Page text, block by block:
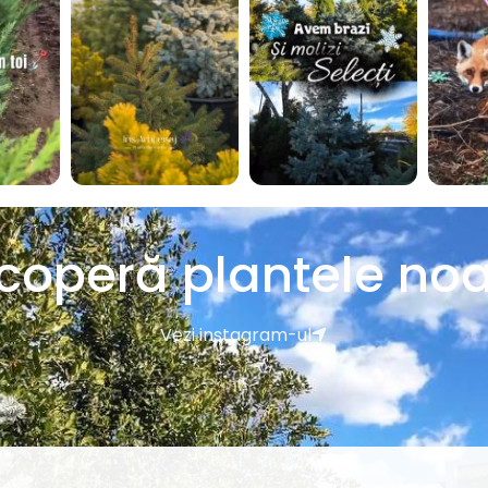
plantele
Vezi instagram-ul